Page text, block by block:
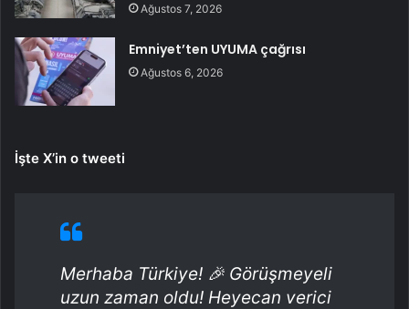
Ağustos 7, 2026
Emniyet’ten UYUMA çağrısı
Ağustos 6, 2026
İşte X’in o tweeti
Merhaba Türkiye! 🎉 Görüşmeyeli
uzun zaman oldu! Heyecan verici